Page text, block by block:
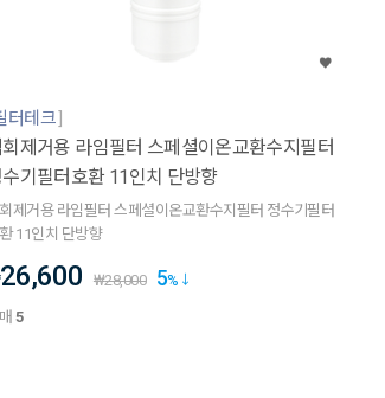
터테크
회제거용 라임필터 스페셜이온교환수지필터
수기필터호환 11인치 단방향
제거용 라임필터 스페셜이온교환수지필터 정수기필터
11인치 단방향
26,600 ₩28,000 5%
5